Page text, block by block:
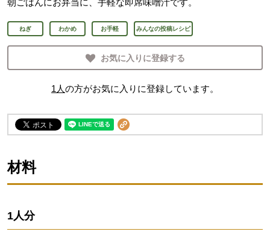
朝ごはんにお弁当に、手軽な即席味噌汁です。
ねぎ わかめ お手軽 みんなの投稿レシピ
お気に入りに登録する
1 人の方がお気に入りに登録しています。
材料
1人分